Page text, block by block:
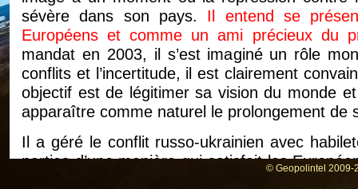
sévère dans son pays. Il entend se
Européens et comme un ami précieux du
mandat en 2003, il s’est imaginé un rôle
conflits et l’incertitude, il est clairement
objectif est de légitimer sa vision du monde
apparaître comme naturel le prolongement de
Il a géré le conflit russo-ukrainien avec
parties d’une manière qui satisfait les© Geopolintel 2009-